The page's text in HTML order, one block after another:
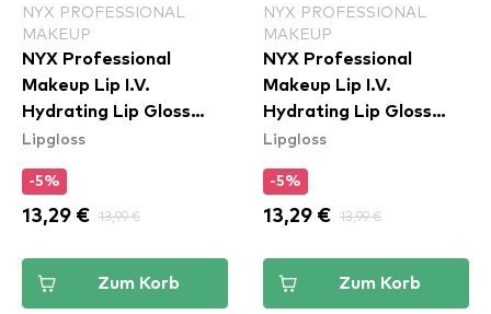
NYX PROFESSIONAL
MAKEUP
NYX Professional
Makeup Lip I.V.
Hydrating Lip Gloss
Stain - 15 Water 'Bout
Lipgloss
-5%
13,29 € 13,99 €
Zum Korb
NYX PROFESSIONAL
MAKEUP
NYX Professional
Makeup Lip I.V.
Hydrating Lip Gloss
Stain - 16 Grape Gushin
Lipgloss
-5%
13,29 € 13,99 €
Zum Korb